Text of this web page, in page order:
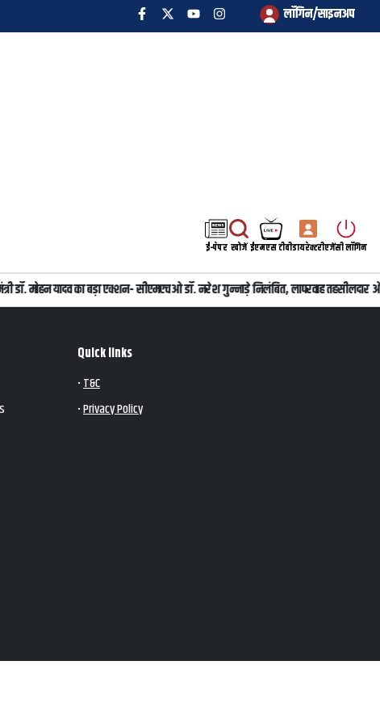
लॉगिन/साइनअप
ई-पेपर खोजें ईएमएस टीवीडायरेक्टरीएजेंसी लॉगिन
डॉ. मोहन यादव का बड़ा एक्शन- सीएमएचओ डॉ. नरेश गुन्नाड़े निलंबित, लापरवाह तहसीलदार
Quick links
•T&C
•Privacy Policy